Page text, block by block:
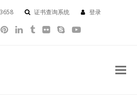
证书查询系统 登录
Pinterest
LinkedIn
Tumblr
FlickrSkypeYouTube